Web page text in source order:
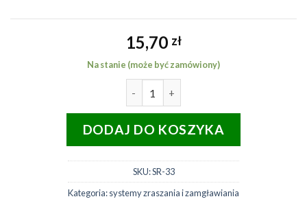
15,70 zł
Na stanie (może być zamówiony)
DODAJ DO KOSZYKA
SKU:SR-33
Kategoria:systemy zraszania i zamgławiania